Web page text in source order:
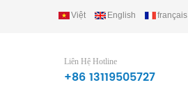
Equipment Group Ltd..
Việt English français
Liên Hệ Hotline
+86 13119505727